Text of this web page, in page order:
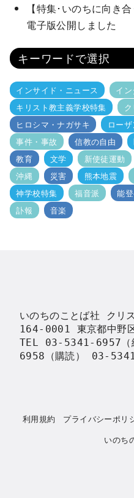
【特集･いのちに向き
電子版公開しました
キーワードで選択
インサイド・ニュース イ
キリスト教主義学校特集
ヒロシマ・ナガサキ
ロー
事件・事故
信教の自由
教育
文学 新使徒運動
沖縄
災害 熊本地震
神学校特集
福音派 能
訃報
音楽
いのちのことば社 クリ
164-0001 東京都中野
TEL 03-5341-6957
6958（購読） 03-
利用規約 プライバシーポリ
いのち